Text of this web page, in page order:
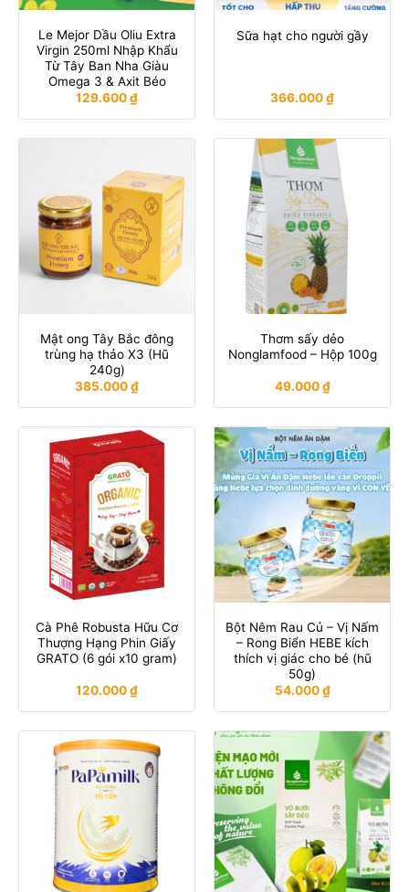
Le Mejor Dầu Oliu Extra
Virgin 250ml Nhập Khẩu
Từ Tây Ban Nha Giàu
Omega 3 & Axit Béo
129.600₫
Sữa hạt cho người gầy
366.000₫
Mật ong Tây Bắc đông
trùng hạ thảo X3 (Hũ
240g)
385.000₫
Thơm sấy dẻo
Nonglamfood – Hộp 100g
49.000₫
Cà Phê Robusta Hữu Cơ
Thượng Hạng Phin Giấy
GRATO (6 gói x10 gram)
120.000₫
Bột Nêm Rau Củ – Vị Nấm
– Rong Biển HEBE kích
thích vị giác cho bé (hũ
50g)
54.000₫